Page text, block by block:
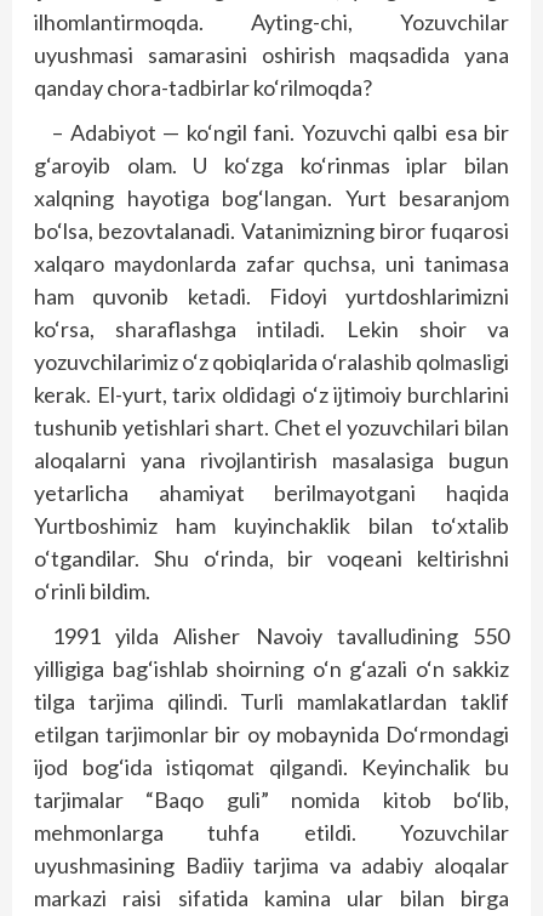
ilhomlantirmoqda. Ayting-chi, Yozuvchilar
uyushmasi samarasini oshirish maqsadida yana
qanday chora-tadbirlar ko‘rilmoqda?
– Adabiyot — ko‘ngil fani. Yozuvchi qalbi esa bir
g‘aroyib olam. U ko‘zga ko‘rinmas iplar bilan
xalqning hayotiga bog‘langan. Yurt besaranjom
bo‘lsa, bezovtalanadi. Vatanimizning biror fuqarosi
xalqaro maydonlarda zafar quchsa, uni tanimasa
ham quvonib ketadi. Fidoyi yurtdoshlarimizni
ko‘rsa, sharaflashga intiladi. Lekin shoir va
yozuvchilarimiz o‘z qobiqlarida o‘ralashib qolmasligi
kerak. El-yurt, tarix oldidagi o‘z ijtimoiy burchlarini
tushunib yetishlari shart. Chet el yozuvchilari bilan
aloqalarni yana rivojlantirish masalasiga bugun
yetarlicha ahamiyat berilmayotgani haqida
Yurtboshimiz ham kuyinchaklik bilan to‘xtalib
o‘tgandilar. Shu o‘rinda, bir voqeani keltirishni
o‘rinli bildim.
1991 yilda Alisher Navoiy tavalludining 550
yilligiga bag‘ishlab shoirning o‘n g‘azali o‘n sakkiz
tilga tarjima qilindi. Turli mamlakatlardan taklif
etilgan tarjimonlar bir oy mobaynida Do‘rmondagi
ijod bog‘ida istiqomat qilgandi. Keyinchalik bu
tarjimalar “Baqo guli” nomida kitob bo‘lib,
mehmonlarga tuhfa etildi. Yozuvchilar
uyushmasining Badiiy tarjima va adabiy aloqalar
markazi raisi sifatida kamina ular bilan birga